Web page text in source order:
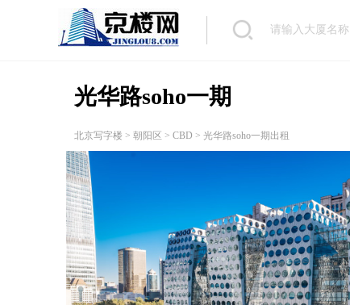
光华路soho一期
北京写字楼 > 朝阳区 > CBD > 光华路soho一期出租